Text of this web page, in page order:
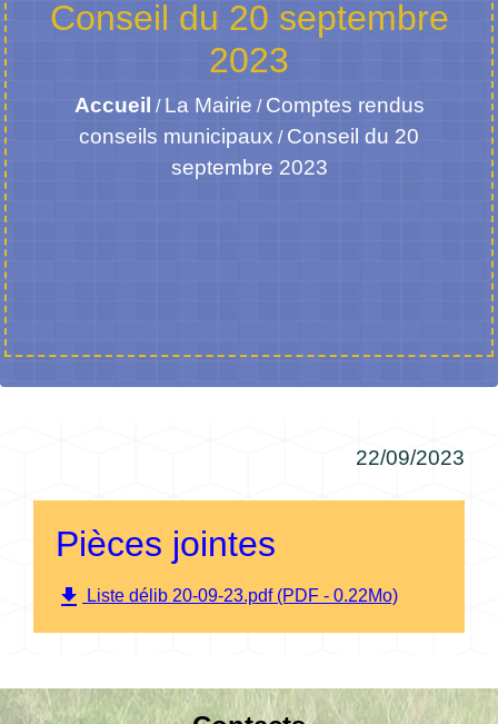
Conseil du 20 septembre
2023
Accueil / La Mairie / Comptes rendus
conseils municipaux / Conseil du 20
septembre 2023
22/09/2023
Pièces jointes
file_download Liste délib 20-09-23.pdf (PDF - 0.22Mo)